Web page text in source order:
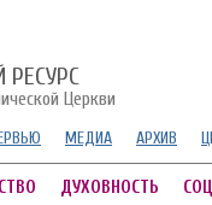
Церкви
МЕДИА АРХИВ
ДУХОВНОСТЬ